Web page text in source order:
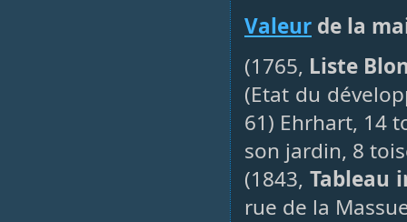
Valeur de la
(1765, Liste
(Etat du
61) Ehrhart, 14
son jardin, 8
(1843, Tableau
rue de la